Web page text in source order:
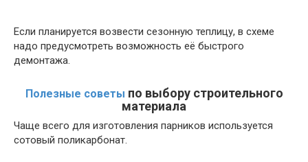
Если планируется возвести сезонную теплицу, в схеме
надо предусмотреть возможность её быстрого
демонтажа.
Полезные советы по выбору строительного
материала
Чаще всего для изготовления парников используется
сотовый поликарбонат.